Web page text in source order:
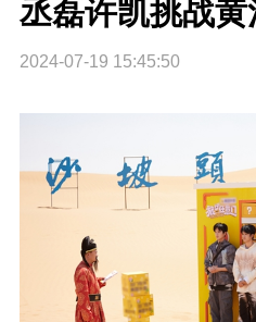
丞磊许凯挑战黄
2024-07-19 15:45:50